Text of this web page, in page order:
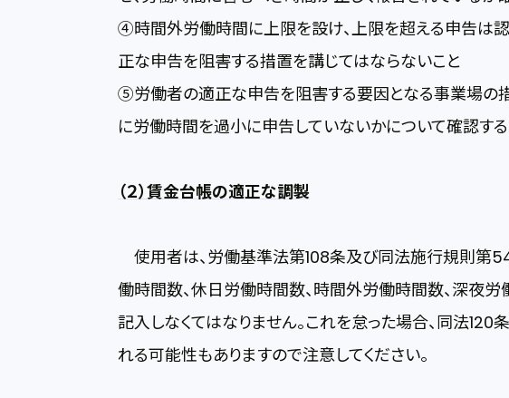
④時間外労働時間に上限を設け、上限を超える申告は
正な申告を阻害する措置を講じてはならないこと
⑤労働者の適正な申告を阻害する要因となる事業場の
に労働時間を過小に申告していないかについて確認す
（２）賃金台帳の適正な調製
使用者は、労働基準法第108条及び同法施行規則第54
働時間数、休日労働時間数、時間外労働時間数、深夜
記入しなくてはなりません。これを怠った場合、同法
れる可能性もありますので注意してください。